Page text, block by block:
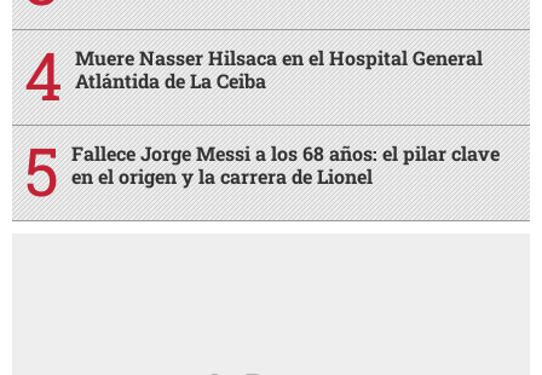
Muere Nasser Hilsaca en el Hospital General
Atlántida de La Ceiba
Fallece Jorge Messi a los 68 años: el pilar clave
en el origen y la carrera de Lionel